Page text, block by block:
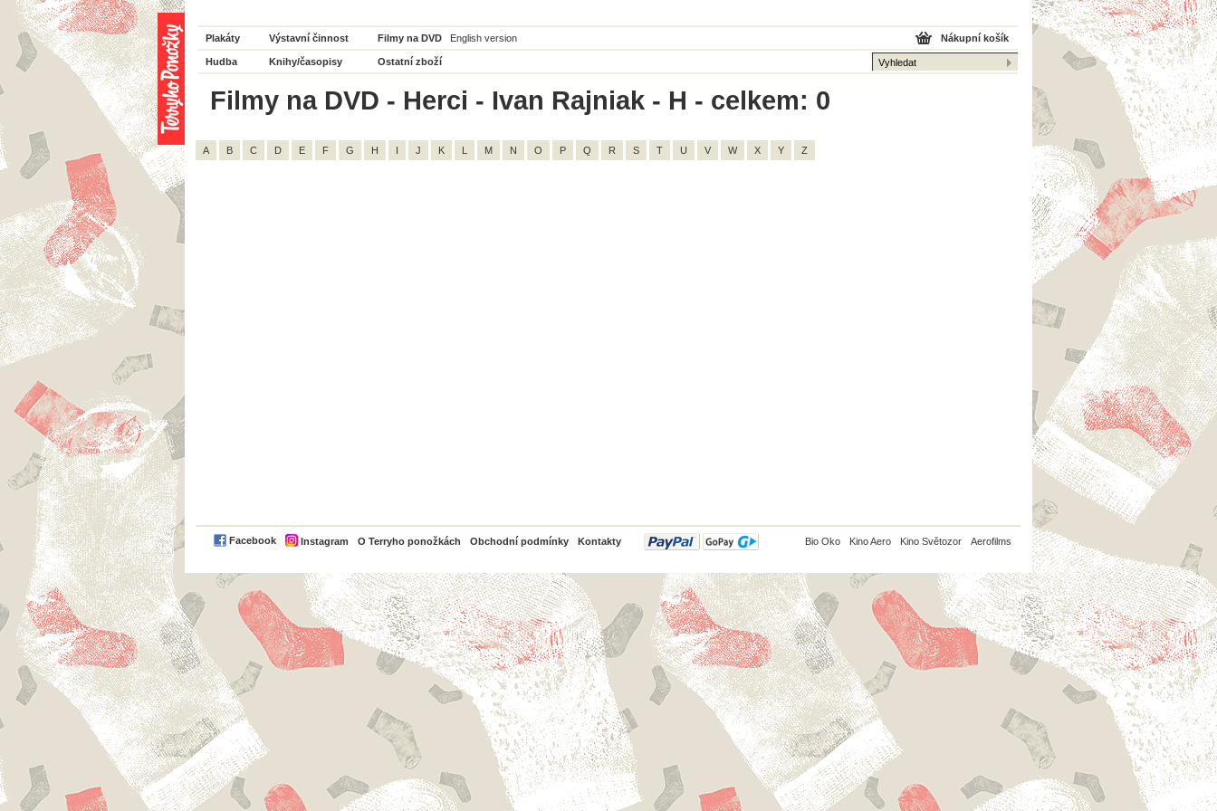
Plakáty Výstavní činnost Filmy na DVD English version
Hudba Knihy/časopisy Ostatní zboží
Nákupní košík
Filmy na DVD - Herci - Ivan Rajniak - H - celkem: 0
A B C D E F G H I J K L M N O P Q R S T U V W X Y Z
Facebook Instagram O Terryho ponožkách Obchodní podmínky Kontakty
PayPal Bio Oko Kino Aero Kino Světozor Aerofilms